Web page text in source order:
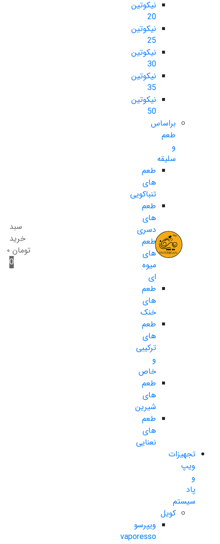
نیکوتین
20
نیکوتین
25
نیکوتین
30
نیکوتین
35
نیکوتین
50
براساس
طعم
و
سلیقه
طعم
های
تنباکویی
طعم
های
دسری
طعم
های
میوه
ای
طعم
های
خنک
طعم
های
ترکیبی
و
خاص
طعم
های
شیرین
طعم
های
نعنایی
تجهیزات
ویپ
و
پاد
سیستم
کویل
ویپرسو
vaporesso
سبد
خرید
تومان ۰
0